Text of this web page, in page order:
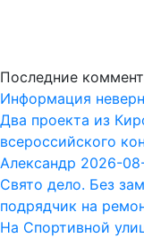
Последние
Информация
Два проекта из
всероссийского
Александр 2026-
Свято дело. Без
подрядчик на
На Спортивной